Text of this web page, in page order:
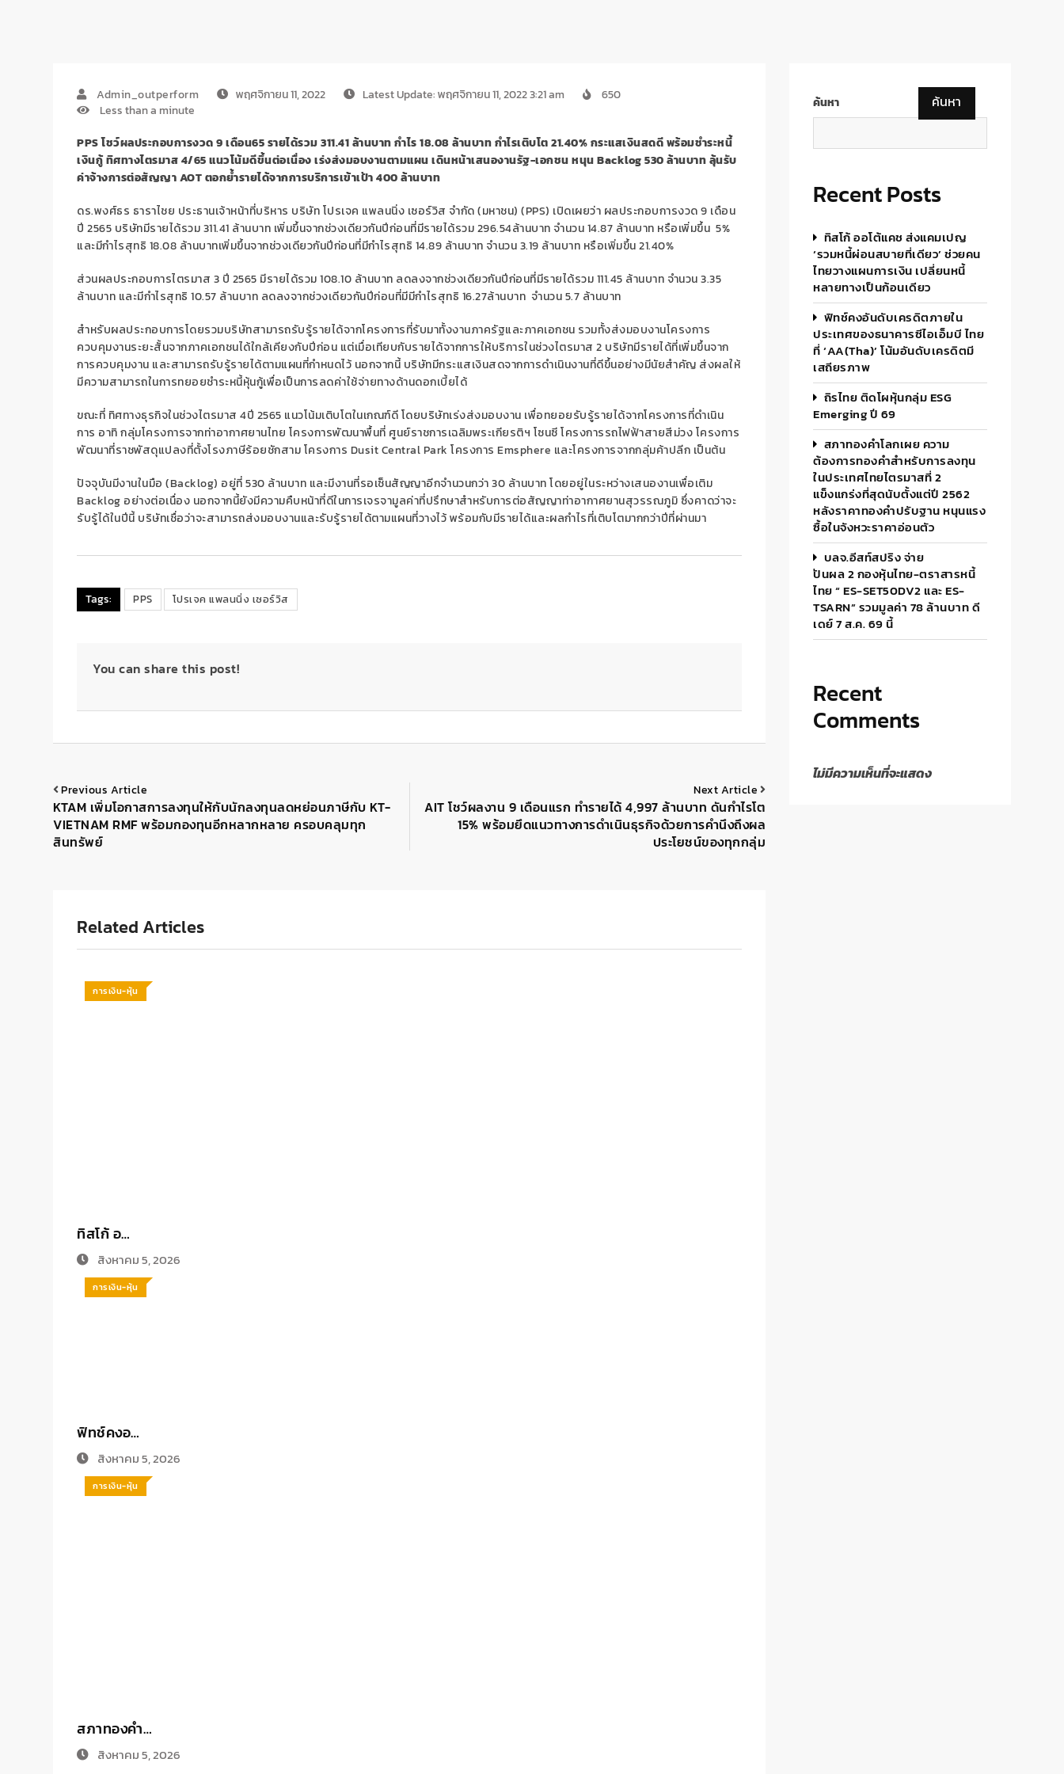
Admin_outperform พฤศจิกายน 11, 2022 Latest Update: พฤศจิกายน 11, 2022 3:21 am
650
Less than a minute
PPS โชว์ผลประกอบการงวด 9 เดือน65 รายได้รวม 311.41 ล้านบาท กำไร 18.08 ล้านบาท กำไรเติบโต 21.40% กระแสเงินสดดี พร้อมชำระหนี้
เงินกู้ ทิศทางไตรมาส 4/65 แนวโน้มดีขึ้นต่อเนื่อง เร่งส่งมอบงานตามแผน เดินหน้าเสนองานรัฐ-เอกชน หนุน Backlog 530 ล้านบาท ลุ้นรับ
ค่าจ้างการต่อสัญญา AOT ตอกย้ำรายได้จากการบริการเข้าเป้า 400 ล้านบาท
ดร.พงศ์ธร ธาราไชย ประธานเจ้าหน้าที่บริหาร บริษัท โปรเจค แพลนนิ่ง เซอร์วิส จำกัด (มหาชน) (PPS) เปิดเผยว่า ผลประกอบการงวด 9 เดือน
ปี 2565 บริษัทมีรายได้รวม 311.41 ล้านบาท เพิ่มขึ้นจากช่วงเดียวกันปีก่อนที่มีรายได้รวม 296.54ล้านบาท จำนวน 14.87 ล้านบาท หรือเพิ่มขึ้น 5%
และมีกำไรสุทธิ 18.08 ล้านบาทเพิ่มขึ้นจากช่วงเดียวกันปีก่อนที่มีกำไรสุทธิ 14.89 ล้านบาท จำนวน 3.19 ล้านบาท หรือเพิ่มขึ้น 21.40%
ส่วนผลประกอบการไตรมาส 3 ปี 2565 มีรายได้รวม 108.10 ล้านบาท ลดลงจากช่วงเดียวกันปีก่อนที่มีรายได้รวม 111.45 ล้านบาท จำนวน 3.35
ล้านบาท และมีกำไรสุทธิ 10.57 ล้านบาท ลดลงจากช่วงเดียวกันปีก่อนที่มีมีกำไรสุทธิ 16.27ล้านบาท จำนวน 5.7 ล้านบาท
สำหรับผลประกอบการโดยรวมบริษัทสามารถรับรู้รายได้จากโครงการที่รับมาทั้งงานภาครัฐและภาคเอกชน รวมทั้งส่งมอบงานโครงการ
ควบคุมงานระยะสั้นจากภาคเอกชนได้ใกล้เคียงกับปีก่อน แต่เมื่อเทียบกับรายได้จากการให้บริการในช่วงไตรมาส 2 บริษัทมีรายได้ที่เพิ่มขึ้นจาก
การควบคุมงาน และสามารถรับรู้รายได้ตามแผนที่กำหนดไว้ นอกจากนี้ บริษัทมีกระแสเงินสดจากการดำเนินงานที่ดีขึ้นอย่างมีนัยสำคัญ ส่งผลให้
มีความสามารถในการทยอยชำระหนี้หุ้นกู้เพื่อเป็นการลดค่าใช้จ่ายทางด้านดอกเบี้ยได้
ขณะที่ ทิศทางธุรกิจในช่วงไตรมาส 4ปี 2565 แนวโน้มเติบโตในเกณฑ์ดี โดยบริษัทเร่งส่งมอบงาน เพื่อทยอยรับรู้รายได้จากโครงการที่ดำเนิน
การ อาทิ กลุ่มโครงการจากท่าอากาศยานไทย โครงการพัฒนาพื้นที่ ศูนย์ราชการเฉลิมพระเกียรติฯ โซนซี โครงการรถไฟฟ้าสายสีม่วง โครงการ
พัฒนาที่ราชพัสดุแปลงที่ตั้งโรงภาษีร้อยชักสาม โครงการ Dusit Central Park โครงการ Emsphere และโครงการจากกลุ่มค้าปลีก เป็นต้น
ปัจจุบันมีงานในมือ (Backlog) อยู่ที่ 530 ล้านบาท และมีงานที่รอเซ็นสัญญาอีกจำนวนกว่า 30 ล้านบาท โดยอยู่ในระหว่างเสนองานเพื่อเติม
Backlog อย่างต่อเนื่อง นอกจากนี้ยังมีความคืบหน้าที่ดีในการเจรจามูลค่าที่ปรึกษาสำหรับการต่อสัญญาท่าอากาศยานสุวรรณภูมิ ซึ่งคาดว่าจะ
รับรู้ได้ในปีนี้ บริษัทเชื่อว่าจะสามารถส่งมอบงานและรับรู้รายได้ตามแผนที่วางไว้ พร้อมกับมีรายได้และผลกำไรที่เติบโตมากกว่าปีที่ผ่านมา
Tags: PPS โปรเจค แพลนนิ่ง เซอร์วิส
You can share this post!
Previous Article
KTAM เพิ่มโอกาสการลงทุนให้กับนักลงทุนลดหย่อนภาษีกับ KT-
VIETNAM RMF พร้อมกองทุนอีกหลากหลาย ครอบคลุมทุก
สินทรัพย์
Next Article
AIT โชว์ผลงาน 9 เดือนแรก ทำรายได้ 4,997 ล้านบาท ดันกำไรโต
15% พร้อมยึดแนวทางการดำเนินธุรกิจด้วยการคำนึงถึงผล
ประโยชน์ของทุกกลุ่ม
Related Articles
การเงิน-หุ้น
ทิสโก้ อ…
สิงหาคม 5, 2026
การเงิน-หุ้น
ฟิทช์คงอ…
สิงหาคม 5, 2026
การเงิน-หุ้น
สภาทองคำ…
สิงหาคม 5, 2026
ค้นหา ค้นหา
Recent Posts
ทิสโก้ ออโต้แคช ส่งแคมเปญ
‘รวมหนี้ผ่อนสบายที่เดียว’ ช่วยคน
ไทยวางแผนการเงิน เปลี่ยนหนี้
หลายทางเป็นก้อนเดียว
ฟิทช์คงอันดับเครดิตภายใน
ประเทศของธนาคารซีไอเอ็มบี ไทย
ที่ ‘AA(tha)’ โน้มอันดับเครดิตมี
เสถียรภาพ
ถิรไทย ติดโผหุ้นกลุ่ม ESG
Emerging ปี 69
สภาทองคำโลกเผย ความ
ต้องการทองคำสำหรับการลงทุน
ในประเทศไทยไตรมาสที่ 2
แข็งแกร่งที่สุดนับตั้งแต่ปี 2562
หลังราคาทองคำปรับฐาน หนุนแรง
ซื้อในจังหวะราคาอ่อนตัว
บลจ.อีสท์สปริง จ่าย
ปันผล 2 กองหุ้นไทย-ตราสารหนี้
ไทย “ ES-SET50DV2 และ ES-
TSARN” รวมมูลค่า 78 ล้านบาท ดี
เดย์ 7 ส.ค. 69 นี้
Recent
Comments
ไม่มีความเห็นที่จะแสดง